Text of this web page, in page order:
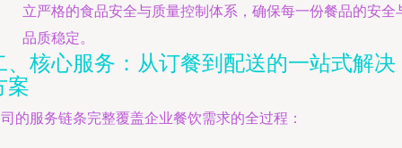
立严格的食品安全与质量控制体系，确保每一份餐品的安全
品质稳定。
、核心服务：从订餐到配送的一站式解决
案
的服务链条完整覆盖企业餐饮需求的全过程：